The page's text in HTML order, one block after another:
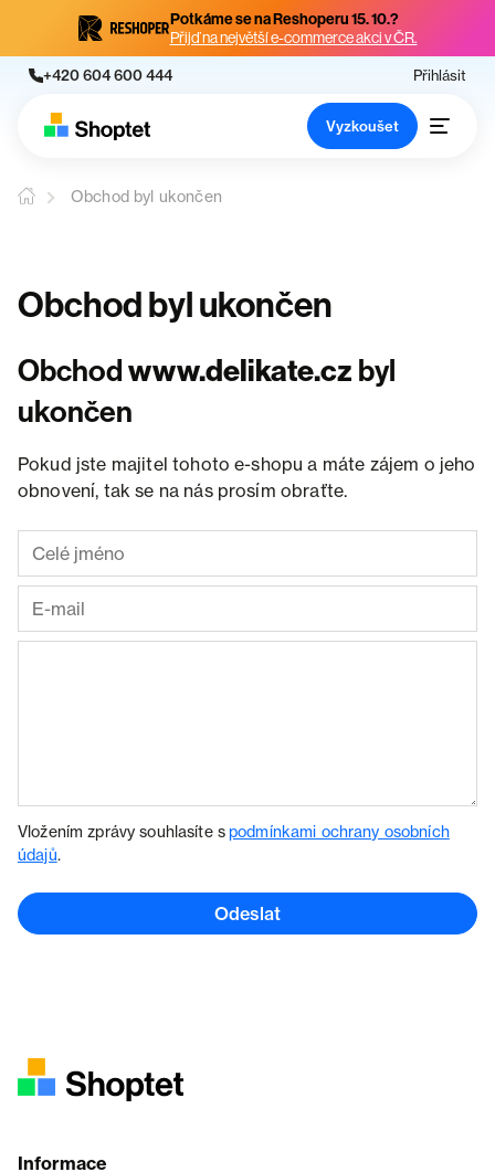
Potkáme se na Reshoperu 15. 10.?
Přijď na největší e-commerce akci v ČR.
+420 604 600 444 Přihlásit
Vyzkoušet
Obchod byl ukončen
Obchod byl ukončen
Obchodwww.delikate.cz byl
ukončen
Pokud jste majitel tohoto e-shopu a máte zájem o jeho
obnovení, tak se na nás prosím obraťte.
Vložením zprávy souhlasíte spodmínkami ochrany osobních
údajů.
Odeslat
Informace